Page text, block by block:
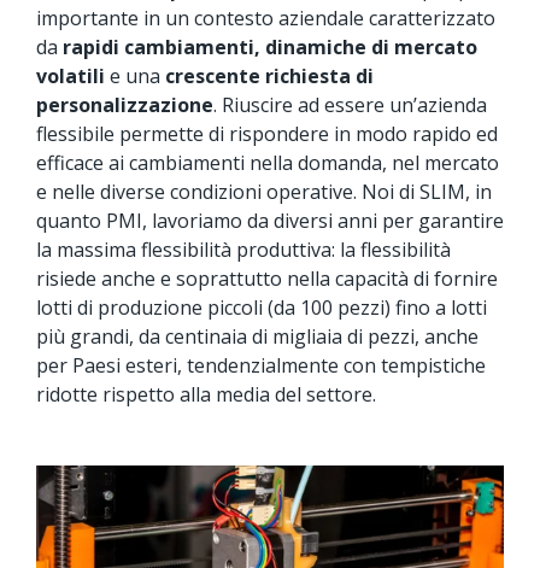
importante in un contesto aziendale caratterizzato
da rapidi cambiamenti, dinamiche di mercato
volatili e una crescente richiesta di
personalizzazione. Riuscire ad essere un’azienda
flessibile permette di rispondere in modo rapido ed
efficace ai cambiamenti nella domanda, nel mercato
e nelle diverse condizioni operative. Noi di SLIM, in
quanto PMI, lavoriamo da diversi anni per garantire
la massima flessibilità produttiva: la flessibilità
risiede anche e soprattutto nella capacità di fornire
lotti di produzione piccoli (da 100 pezzi) fino a lotti
più grandi, da centinaia di migliaia di pezzi, anche
per Paesi esteri, tendenzialmente con tempistiche
ridotte rispetto alla media del settore.